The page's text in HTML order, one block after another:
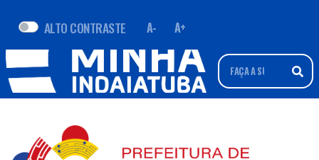
ALTO CONTRASTE A- A+